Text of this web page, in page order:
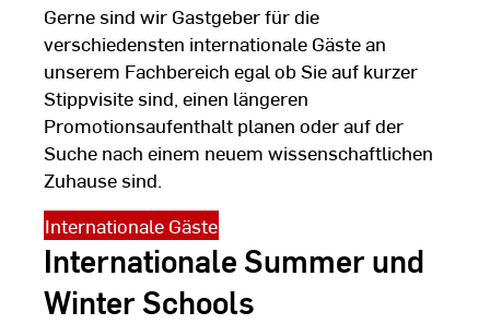
Gerne sind wir Gastgeber für die
verschiedensten internationale Gäste an
unserem Fachbereich egal ob Sie auf kurzer
Stippvisite sind, einen längeren
Promotionsaufenthalt planen oder auf der
Suche nach einem neuem wissenschaftlichen
Zuhause sind.
Internationale Gäste
Internationale Summer und
Winter Schools